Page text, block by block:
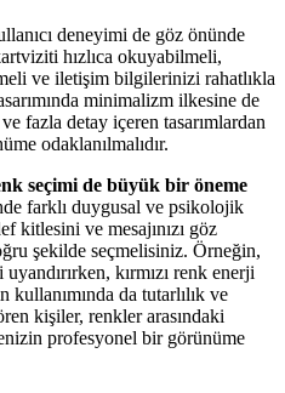
deneyimi de göz önünde
hızlıca okuyabilmeli,
ve iletişim bilgilerinizi rahatlıkla
minimalizm ilkesine de
fazla detay içeren tasarımlardan
odaklanılmalıdır.
seçimi de büyük bir öneme
farklı duygusal ve psikolojik
kitlesini ve mesajınızı göz
şekilde seçmelisiniz. Örneğin,
kırmızı renk enerji
kullanımında da tutarlılık ve
kişiler, renkler arasındaki
profesyonel bir görünüme